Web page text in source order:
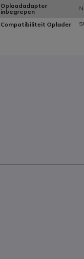
Oplaadadapter
inbegrepen
Compatibiliteit Oplader